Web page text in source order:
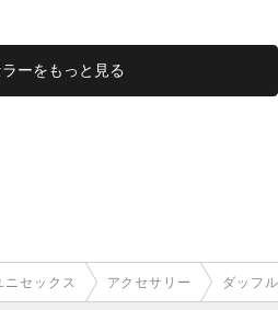
ーをもっと見る
ニセックス アクセサリー ダッフ